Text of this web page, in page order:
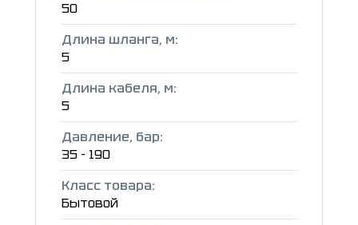
50
Длина шланга, м:
5
Длина кабеля, м:
5
Давление, бар:
35 - 190
Класс товара:
Бытовой